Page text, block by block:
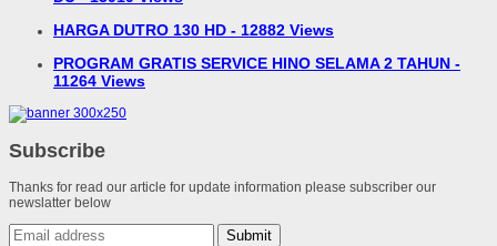
HARGA DUTRO 130 HD - 12882 Views
PROGRAM GRATIS SERVICE HINO SELAMA 2 TAHUN -
11264 Views
Subscribe
Thanks for read our article for update information please subscriber our
newslatter below
Submit